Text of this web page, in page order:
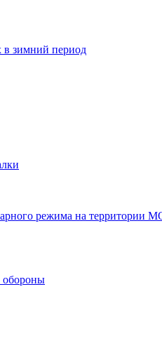
в зимний период
режима на территории
обороны